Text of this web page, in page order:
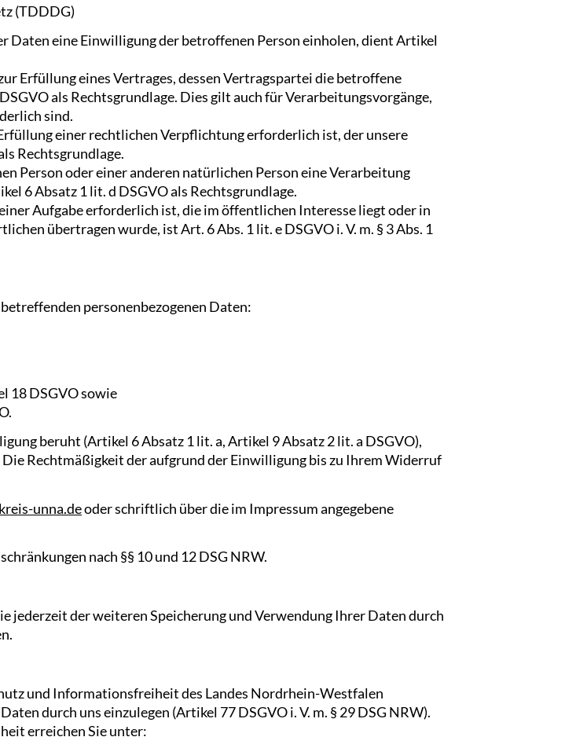
(TDDDG)
Daten eine Einwilligung der betroffenen Person einholen, dient Artikel
Erfüllung eines Vertrages, dessen Vertragspartei die betroffene
als Rechtsgrundlage. Dies gilt auch für Verarbeitungsvorgänge,
sind.
einer rechtlichen Verpflichtung erforderlich ist, der unsere
Rechtsgrundlage.
Person oder einer anderen natürlichen Person eine Verarbeitung
6 Absatz 1 lit. d DSGVO als Rechtsgrundlage.
Aufgabe erforderlich ist, die im öffentlichen Interesse liegt oder in
übertragen wurde, ist Art. 6 Abs. 1 lit. e DSGVO i. V. m. § 3 Abs. 1
personenbezogenen Daten:
18 DSGVO sowie
beruht (Artikel 6 Absatz 1 lit. a, Artikel 9 Absatz 2 lit. a DSGVO),
Rechtmäßigkeit der aufgrund der Einwilligung bis zu Ihrem Widerruf
unna.deoder schriftlich über die im Impressum angegebene
nach §§ 10 und 12 DSG NRW.
jederzeit der weiteren Speicherung und Verwendung Ihrer Daten durch
und Informationsfreiheit des Landes Nordrhein-Westfalen
durch uns einzulegen (Artikel 77 DSGVO i. V. m. § 29 DSG NRW).
erreichen Sie unter: